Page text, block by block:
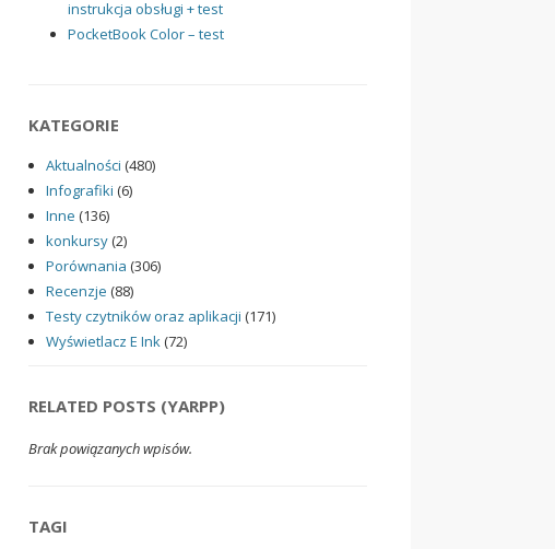
instrukcja obsługi + test
PocketBook Color – test
KATEGORIE
Aktualności (480)
Infografiki (6)
Inne (136)
konkursy(2)
Porównania (306)
Recenzje (88)
Testy czytników oraz aplikacji (171)
Wyświetlacz E Ink (72)
RELATED POSTS (YARPP)
Brak powiązanych wpisów.
TAGI